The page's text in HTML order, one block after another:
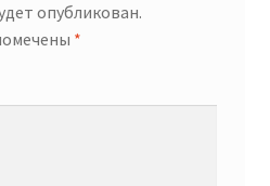
опубликован.
*